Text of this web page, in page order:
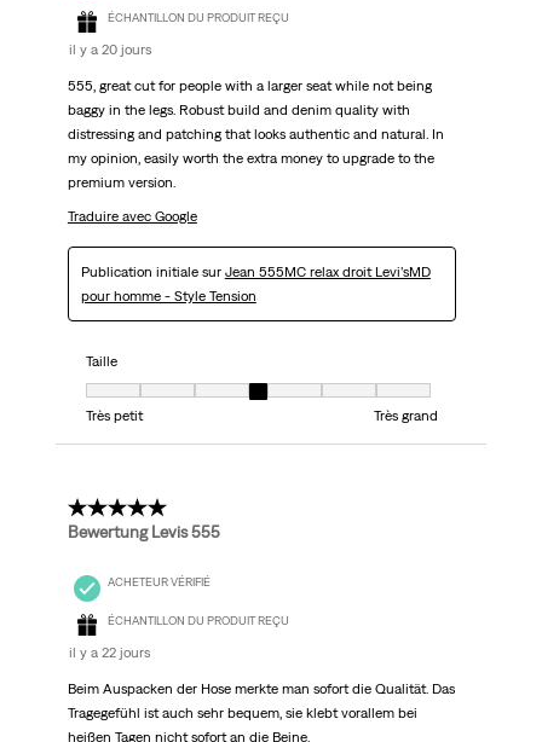
ÉCHANTILLON DU PRODUIT REÇU
il y a 20 jours
555, great cut for people with a larger seat while not being
baggy in the legs. Robust build and denim quality with
distressing and patching that looks authentic and natural. In
my opinion, easily worth the extra money to upgrade to the
premium version.
Traduire avec Google
Publication initiale sur Jean 555MC relax droit Levi’sMD
pour homme - Style Tension
Taille
Taille, 4 sur 7, où 1 est égal à Très petit et 7 est égal à Très grand
Très petit
Très grand
5 étoile(s) sur 5.
Bewertung Levis 555
ACHETEUR VÉRIFIÉ
ÉCHANTILLON DU PRODUIT REÇU
il y a 22 jours
Beim Auspacken der Hose merkte man sofort die Qualität. Das
Tragegefühl ist auch sehr bequem, sie klebt vorallem bei
heißen Tagen nicht sofort an die Beine.